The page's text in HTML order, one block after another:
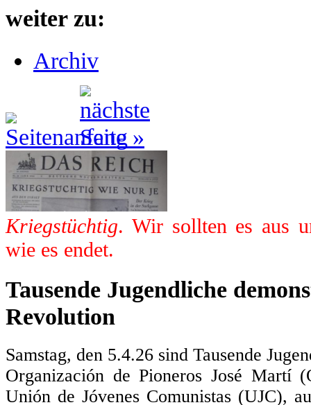
weiter zu:
Archiv
Kriegstüchtig. Wir sollten es aus
wie es endet.
Tausende Jugendliche
Revolution
Samstag, den 5.4.26 sind Tausende
Organización de Pioneros José Martí
Unión de Jóvenes Comunistas (UJC),